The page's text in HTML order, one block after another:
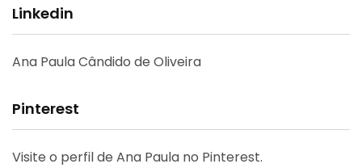
Linkedin
Ana Paula Cândido de Oliveira
Pinterest
Visite o perfil de Ana Paula no Pinterest.